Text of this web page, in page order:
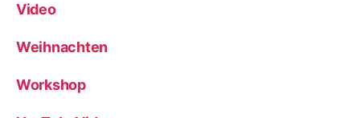
Video
Weihnachten
Workshop